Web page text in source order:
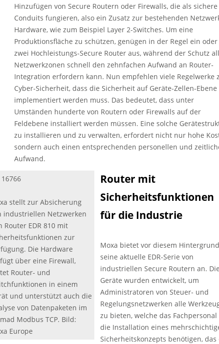
Hinzufügen von Secure Routern oder Firewalls, die als sichere
Conduits fungieren, also ein Zusatz zur bestehenden
Hardware, wie zum Beispiel Layer 2-Switches. Um eine
Produktionsfläche zu schützen, genügen in der Regel ein oder
zwei Hochleistungs-Secure Router aus, während der Schutz
Netzwerkzonen schnell den zehnfachen Aufwand an Router-
Integration erfordern kann. Nun empfehlen viele Regelwerke
Cyber-Sicherheit, dass die Sicherheit auf Geräte-Zellen-Ebene
implementiert werden muss. Das bedeutet, dass unter
Umständen hunderte von Routern oder Firewalls auf der
Feldebene installiert werden müssen. Eine solche
zu installieren und zu verwalten, erfordert nicht nur hohe
sondern auch einen entsprechenden personellen und
Aufwand.
stellt zur Absicherung
industriellen Netzwerken
Router EDR 810 mit
zur
Die Hardware
über eine Firewall,
Router- und
in einem
und unterstützt auch die
von Datenpaketen im
Modbus TCP. Bild:
Europe
Router mit
Sicherheitsfunktionen
für die Industrie
Moxa bietet vor diesem Hintergrund
seine aktuelle EDR-Serie von
industriellen Secure Routern an.
Geräte wurden entwickelt, um
Administratoren von Steuer- und
Regelungsnetzwerken alle
zu bieten, welche das
die Installation eines
Sicherheitskonzepts benötigen, das